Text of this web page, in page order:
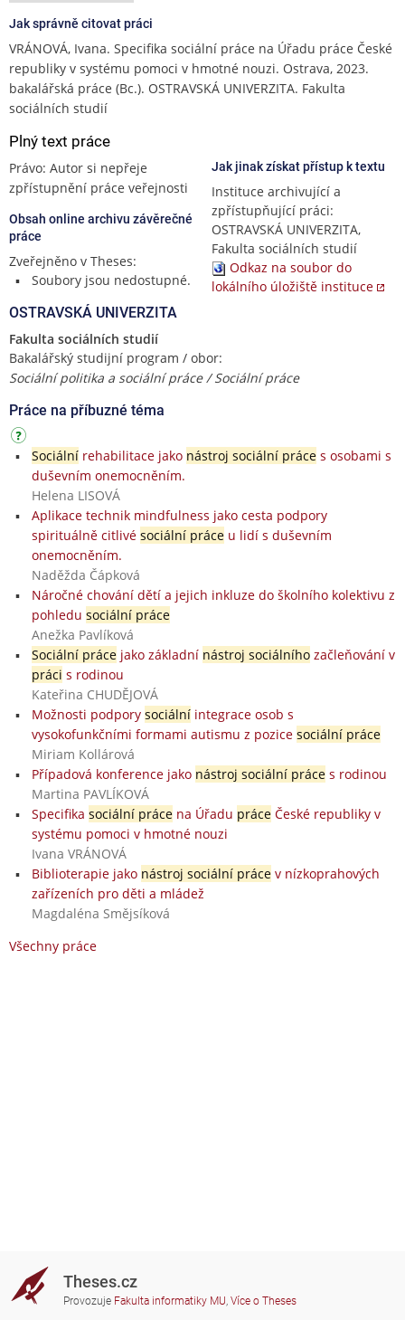
Jak správně citovat práci
VRÁNOVÁ, Ivana. Specifika sociální práce na Úřadu práce České
republiky v systému pomoci v hmotné nouzi. Ostrava, 2023.
bakalářská práce (Bc.). OSTRAVSKÁ UNIVERZITA. Fakulta
sociálních studií
Plný text práce
Právo: Autor si nepřeje
zpřístupnění práce veřejnosti
Obsah online archivu závěrečné
práce
Zveřejněno v Theses:
Soubory jsou nedostupné.
Jak jinak získat přístup k textu
Instituce archivující a
zpřístupňující práci:
OSTRAVSKÁ UNIVERZITA,
Fakulta sociálních studií
Odkaz na soubor do
lokálního úložiště instituce
OSTRAVSKÁ UNIVERZITA
Fakulta sociálních studií
Bakalářský studijní program / obor:
Sociální politika a sociální práce / Sociální práce
Práce na příbuzné téma
Sociálnírehabilitace jako nástroj sociální práces osobami s
duševním onemocněním.
Helena LISOVÁ
Aplikace technik mindfulness jako cesta podpory
spirituálně citlivé sociální práceu lidí s duševním
onemocněním.
Naděžda Čápková
Náročné chování dětí a jejich inkluze do školního kolektivu z
pohledu sociální práce
Anežka Pavlíková
Sociální prácejako základní nástroj sociálníhozačleňování v
práci s rodinou
Kateřina CHUDĚJOVÁ
Možnosti podpory sociálníintegrace osob s
vysokofunkčními formami autismu z pozice sociální práce
Miriam Kollárová
Případová konference jako nástroj sociální práces rodinou
Martina PAVLÍKOVÁ
Specifika sociální prácena Úřadu práceČeské republiky v
systému pomoci v hmotné nouzi
Ivana VRÁNOVÁ
Biblioterapie jako nástroj sociální prácev nízkoprahových
zařízeních pro děti a mládež
Magdaléna Smějsíková
Všechny práce
Theses.cz
Provozuje Fakulta informatiky MU, Více o Theses